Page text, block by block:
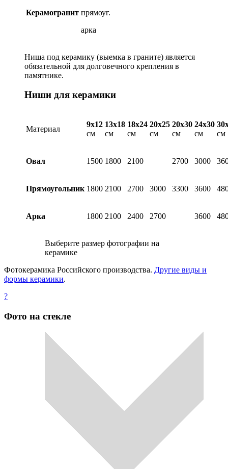
Керамогранит прямоуг.
арка
Ниша под керамику (выемка в граните) является
обязательной для долговечного крепления в
памятнике.
Ниши для керамики
Материал
9х12
см
13х18
см
18х24
см
20х25
см
20х30
см
24х30
см
см
Овал 1500 1800 2100 2700 3000
Прямоугольник 1800 2100 2700 3000 3300 3600
Арка 1800 2100 2400 2700 3600
Выберите размер фотографии на
керамике
Фотокерамика Российского производства. Другие виды и
формы керамики.
?
Фото на стекле